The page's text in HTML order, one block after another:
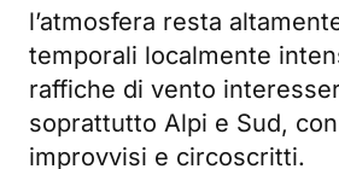
l’atmosfera resta
temporali localmente
raffiche di vento
soprattutto Alpi e Sud,
improvvisi e circoscritti.